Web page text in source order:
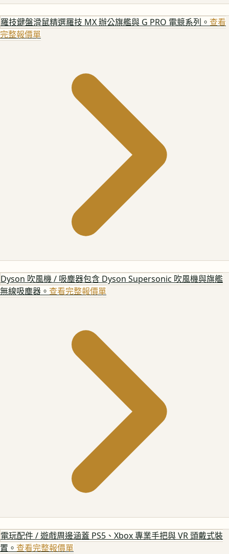
羅技鍵盤滑鼠精選羅技 MX 辦公旗艦與 G PRO 電競系列。 查看
完整報價單
Dyson 吹風機 / 吸塵器包含 Dyson Supersonic 吹風機與旗艦
無線吸塵器。 查看完整報價單
電玩配件 / 遊戲周邊涵蓋 PS5、Xbox 專業手把與 VR 頭戴式裝
置。 查看完整報價單